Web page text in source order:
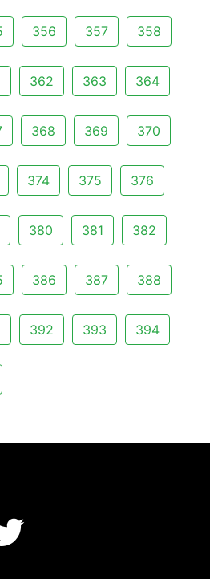
356 357 358
362 363 364
368 369 370
374 375 376
380 381 382
386 387 388
392 393 394